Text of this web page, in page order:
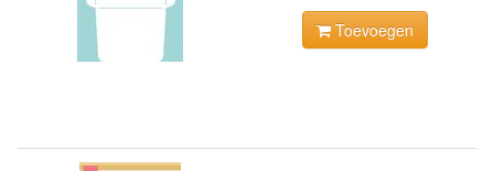
Toevoegen